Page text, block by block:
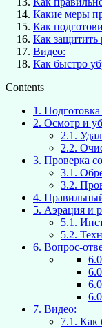
Какие меры
Как
Как защитить
Видео:
Как быстро
Contents
1. Подготовка
2. Осмотр и
2.1.
2.2.
3. Проверка
3.1.
3.2.
4.
5. Аэрация и
5.1.
5.2.
6. Вопрос-
7. Видео:
7.1. Как